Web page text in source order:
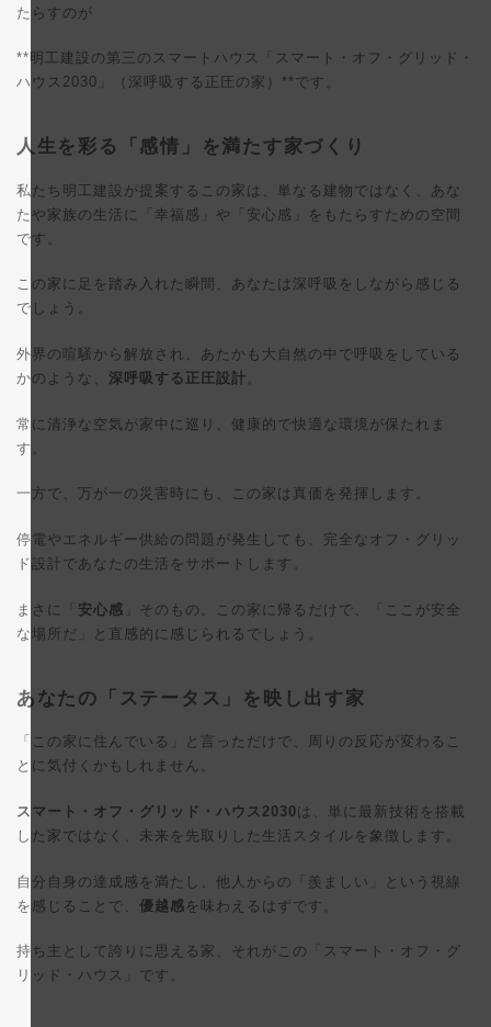
たらすのが
**明工建設の第三のスマートハウス「スマート・オフ・グリッド・
ハウス2030」（深呼吸する正圧の家）**です。
人生を彩る「感情」を満たす家づくり
私たち明工建設が提案するこの家は、単なる建物ではなく、あな
たや家族の生活に「幸福感」や「安心感」をもたらすための空間
です。
この家に足を踏み入れた瞬間、あなたは深呼吸をしながら感じる
でしょう。
外界の喧騒から解放され、あたかも大自然の中で呼吸をしている
かのような、 深呼吸する正圧設計
常に清浄な空気が家中に巡り、健康的で快適な環境が保たれま
す。
一方で、万が一の災害時にも、この家は真価を発揮します。
停電やエネルギー供給の問題が発生しても、完全なオフ・グリッ
ド設計であなたの生活をサポートします。
まさに「 安心感 」そのもの。この家に帰るだけで、「ここが安全
な場所だ」と直感的に感じられるでしょう。
あなたの「ステータス」を映し出す家
「この家に住んでいる」と言っただけで、周りの反応が変わるこ
とに気付くかもしれません。
スマート・オフ・グリッド・ハウス2030は、単に最新技術を搭載
した家ではなく、未来を先取りした生活スタイルを象徴します。
自分自身の達成感を満たし、他人からの「羨ましい」という視線
を感じることで、 優越感 を味わえるはずです。
持ち主として誇りに思える家、それがこの「スマート・オフ・グ
リッド・ハウス」です。